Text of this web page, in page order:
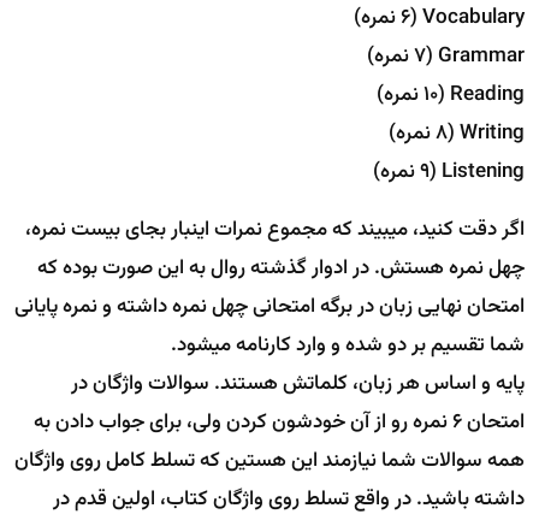
Vocabulary (6 نمره)
Grammar (7 نمره)
Reading (10 نمره)
Writing (8 نمره)
Listening (9 نمره)
اگر دقت کنید، میبیند که مجموع نمرات اینبار بجای بیست نمره،
چهل نمره هستش. در ادوار گذشته روال به این صورت بوده که
امتحان نهایی زبان در برگه امتحانی چهل نمره داشته و نمره پایانی
شما تقسیم بر دو شده و وارد کارنامه میشود.
پایه و اساس هر زبان، کلماتش هستند. سوالات واژگان در
امتحان 6 نمره رو از آن خودشون کردن ولی، برای جواب دادن به
همه سوالات شما نیازمند این هستین که تسلط کامل روی واژگان
داشته باشید. در واقع تسلط روی واژگان کتاب، اولین قدم در